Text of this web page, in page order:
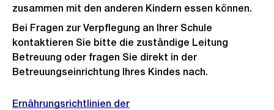
zusammen mit den anderen Kindern essen können.
Bei Fragen zur Verpflegung an Ihrer Schule
kontaktieren Sie bitte die zuständige Leitung
Betreuung oder fragen Sie direkt in der
Betreuungseinrichtung Ihres Kindes nach.
Ernährungsrichtlinien der